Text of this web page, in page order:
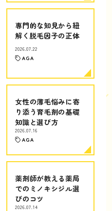
専門的な知見から紐
解く脱毛因子の正体
2026.07.22
AGA
女性の薄毛悩みに寄
り添う育毛剤の基礎
知識と選び方
2026.07.16
AGA
薬剤師が教える薬局
でのミノキシジル選
びのコツ
2026.07.14